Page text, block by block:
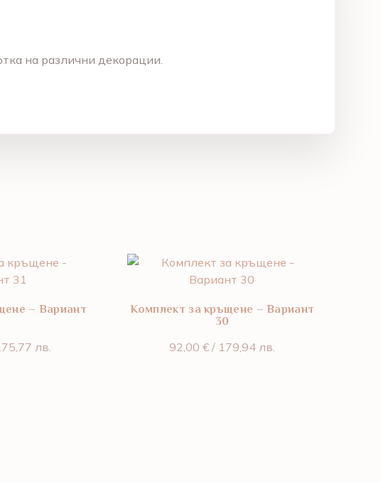
на различни декорации.
– Вариант
лв.
Комплект за кръщене – Вариант
30
92,00 €/ 179,94 лв.